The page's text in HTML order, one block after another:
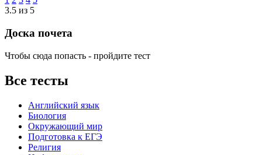
3.5 из 5
Доска почета
Чтобы сюда попасть - пройдите тест
Все тесты
Английский язык
Биология
Окружающий мир
Подготовка к ЕГЭ
Религия